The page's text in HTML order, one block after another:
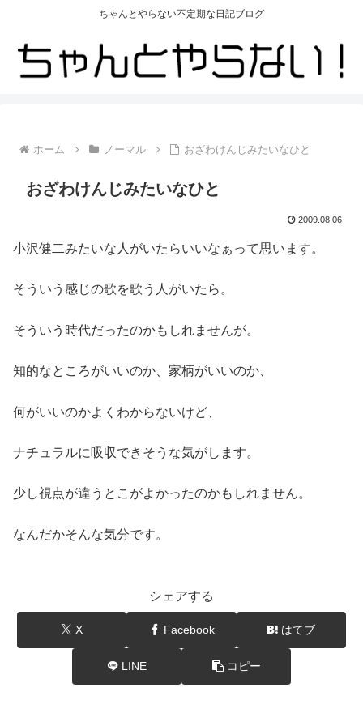
ちゃんとやらない不定期な日記ブログ
ホーム ノーマル おざわけんじみたいなひと
おざわけんじみたいなひと
2009.08.06
小沢健二みたいな人がいたらいいなぁって思います。
そういう感じの歌を歌う人がいたら。
そういう時代だったのかもしれませんが。
知的なところがいいのか、家柄がいいのか、
何がいいのかよくわからないけど、
ナチュラルに吸収できそうな気がします。
少し視点が違うとこがよかったのかもしれません。
なんだかそんな気分です。
シェアする
X Facebook はてブ
LINE コピー